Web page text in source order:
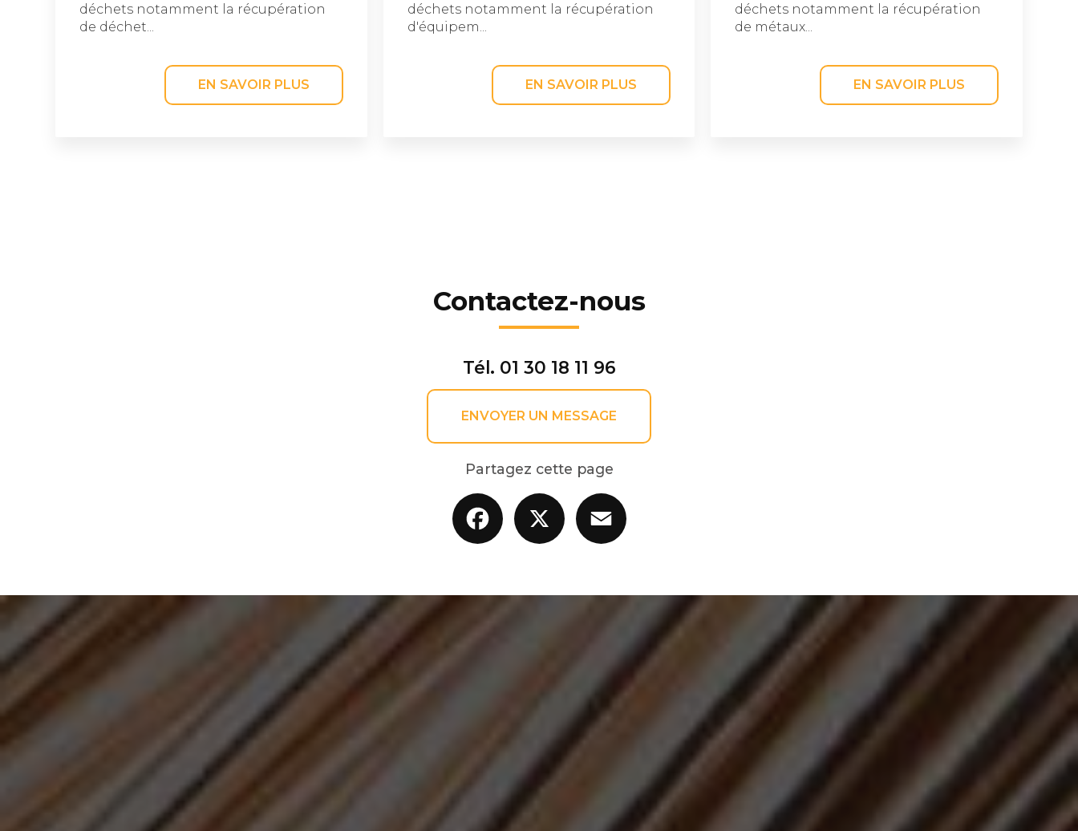
déchets notamment la récupération
de déchet...
EN SAVOIR PLUS
déchets notamment la récupération
d'équipem...
EN SAVOIR PLUS
déchets notamment la récupération
de métaux...
EN SAVOIR PLUS
Contactez-nous
Tél. 01 30 18 11 96
ENVOYER UN MESSAGE
Partagez cette page
Facebook